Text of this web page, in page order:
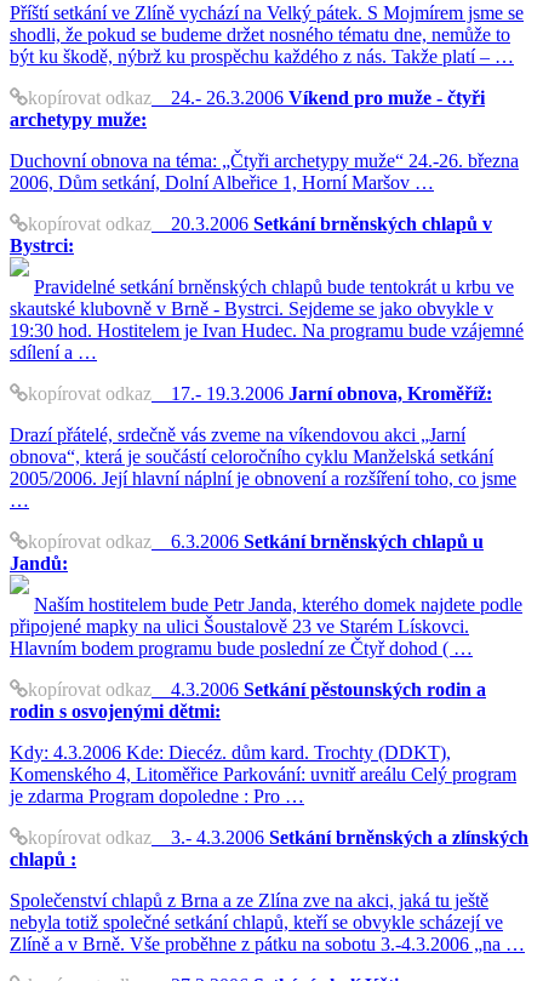
Příští setkání ve Zlíně vychází na Velký pátek. S Mojmírem jsme se
shodli, že pokud se budeme držet nosného tématu dne, nemůže to
být ku škodě, nýbrž ku prospěchu každého z nás. Takže platí – …
kopírovat odkaz 24.- 26.3.2006 Víkend pro muže - čtyři
archetypy muže:
Duchovní obnova na téma: „Čtyři archetypy muže“ 24.-26. března
2006, Dům setkání, Dolní Albeřice 1, Horní Maršov …
kopírovat odkaz 20.3.2006 Setkání brněnských chlapů v
Bystrci:
Pravidelné setkání brněnských chlapů bude tentokrát u krbu ve
skautské klubovně v Brně - Bystrci. Sejdeme se jako obvykle v
19:30 hod. Hostitelem je Ivan Hudec. Na programu bude vzájemné
sdílení a …
kopírovat odkaz 17.- 19.3.2006 Jarní obnova, Kroměříž:
Drazí přátelé, srdečně vás zveme na víkendovou akci „Jarní
obnova“, která je součástí celoročního cyklu Manželská setkání
2005/2006. Její hlavní náplní je obnovení a rozšíření toho, co jsme
…
kopírovat odkaz 6.3.2006 Setkání brněnských chlapů u
Jandů:
Naším hostitelem bude Petr Janda, kterého domek najdete podle
připojené mapky na ulici Šoustalově 23 ve Starém Lískovci.
Hlavním bodem programu bude poslední ze Čtyř dohod ( …
kopírovat odkaz 4.3.2006 Setkání pěstounských rodin a
rodin s osvojenými dětmi:
Kdy: 4.3.2006 Kde: Diecéz. dům kard. Trochty (DDKT),
Komenského 4, Litoměřice Parkování: uvnitř areálu Celý program
je zdarma Program dopoledne : Pro …
kopírovat odkaz 3.- 4.3.2006 Setkání brněnských a zlínských
chlapů :
Společenství chlapů z Brna a ze Zlína zve na akci, jaká tu ještě
nebyla totiž společné setkání chlapů, kteří se obvykle scházejí ve
Zlíně a v Brně. Vše proběhne z pátku na sobotu 3.-4.3.2006 „na …